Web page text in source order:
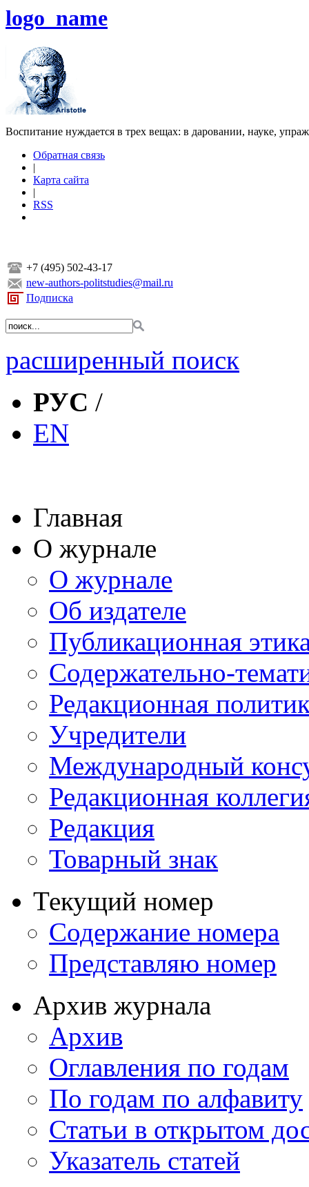
logo_name
Воспитание нуждается в трех вещах: в даровании, науке,
Обратная связь
|
Карта сайта
|
RSS
+7 (495) 502-43-17
new-authors-politstudies@mail.ru
Подписка
расширенный поиск
РУС /
EN
Главная
О журнале
О журнале
Об издателе
Публикационная
Содержательно-
Редакционная
Учредители
Международный
Редакционная
Редакция
Товарный знак
Текущий номер
Содержание номера
Представляю номер
Архив журнала
Архив
Оглавления по годам
По годам по алфавиту
Статьи в открытом
Указатель статей